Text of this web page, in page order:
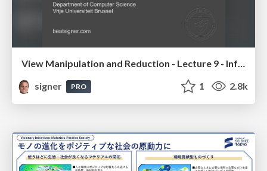
signer
PRO 1 2.8k